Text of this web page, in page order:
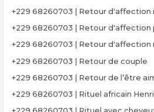
+229 68260703 | Retour
+229 68260703 | Retour d'affection
+229 68260703 | Retour d'affection
+229 68260703 | Retour de couple
+229 68260703 | Retour de l’être
+229 68260703 | Rituel africain